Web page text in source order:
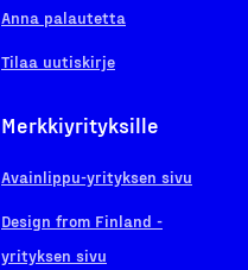
Anna palautetta
Tilaa uutiskirje
Merkkiyrityksille
Avainlippu-yrityksen sivu
Design from Finland -
yrityksen sivu